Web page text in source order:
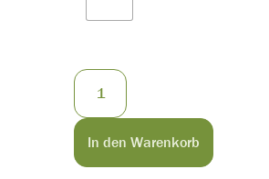
In den Warenkorb